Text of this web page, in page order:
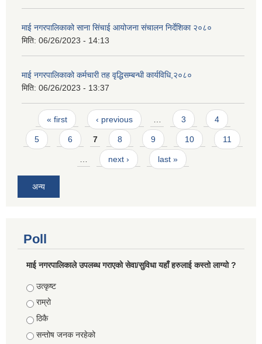
माई नगरपालिकाको साना सिंचाई आयोजना संचालन निर्देशिका २०८०
मिति: 06/26/2023 - 14:13
माई नगरपालिकाको कर्मचारी तह वृद्धिसम्बन्धी कार्यविधि,२०८०
मिति: 06/26/2023 - 13:37
Pages
« first ‹ previous … 3 4
5 6 7 8 9 10 11
… next › last »
अन्य
Poll
माई नगरपालिकाले उपलब्ध गराएको सेवा/सुविधा यहाँ हरुलाई कस्तो लाग्यो ?
Choices
उत्कृष्ट
राम्रो
ठिकै
सन्तोष जनक नरहेको